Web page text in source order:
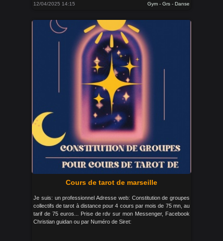
12/04/2025 14:15 Gym - Grs - Danse
Cours de tarot de marseille
Je suis: un professionnel Adresse web: Constitution de groupes
collectifs de tarot à distance pour 4 cours par mois de 75 mn, au
tarif de 75 euros... Prise de rdv sur mon Messenger, Facebook
Christian guidan ou par Numéro de Siret: